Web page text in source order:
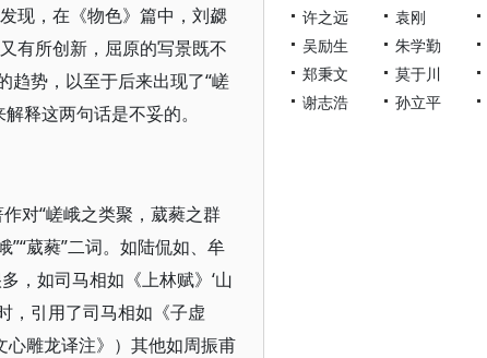
现，在《物色》篇中，刘勰
有所创新，屈原的写景既不
趋势，以至于后来出现了“嵯
释这两句话是不妥的。
对“嵯峨之类聚，葳蕤之群
葳蕤”二词。如陆侃如、牟
，如司马相如《上林赋》‘山
，引用了司马相如《子虚
心雕龙译注》）其他如周振甫
许之远
袁刚
吴励生
朱学勤
郑秉文
莫于川
谢志浩
孙立平